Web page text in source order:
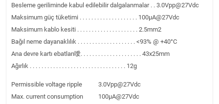
Besleme geriliminde kabul edilebilir dalgalanmalar . . 3.0Vpp@27Vdc
Maksimum güç tüketimi . . . . . . . . . . . . . . . . . . . . 100μA@27Vdc
Maksimum kablo kesiti . . . . . . . . . . . . . . . . . . . . . 2.5mm2
Bağıl neme dayanaklılık . . . . . . . . . . . . . . . . . . . . <93% @ +40°C
Ana devre kartı ebatları噯. . . . . . . . . . . . . . . . . . . . . 43x25mm
Ağırlık . . . . . . . . . . . . . . . . . . . . . . . . . . . . . . . . . 12g
Permissible voltage ripple
3.0Vpp@27Vdc
Max. current consumption
100μA@27Vdc